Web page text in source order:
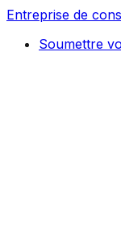
Entreprise de
Soumettre